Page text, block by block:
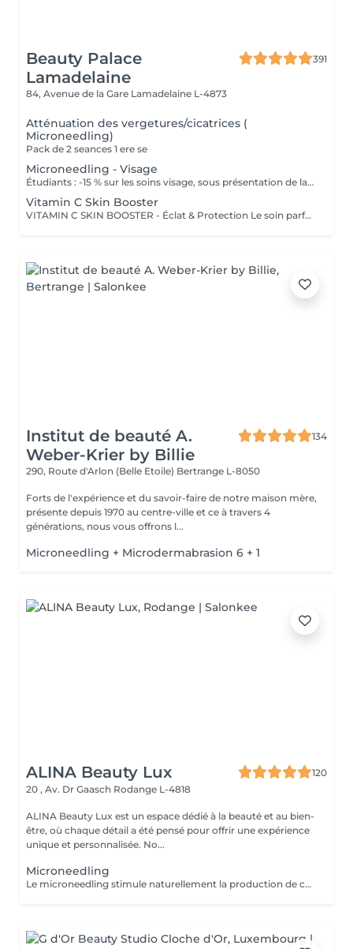
Beauty Palace
Lamadelaine
391
84, Avenue de la Gare Lamadelaine L-4873
Atténuation des vergetures/cicatrices (
Microneedling)
Pack de 2 seances 1 ere se
Microneedling - Visage
Étudiants : -15 % sur les soins visage, sous présentation de la carte d'étudiants VALABLE. Il permet de stimuler la regeneration cellulaire, relancer la production de collagene et d'elastine. Augmentation d'absorbsion du serum specifique choisit pour le traitement , hydratation profonde, lifting etc
Vitamin C Skin Booster
VITAMIN C SKIN BOOSTER - Éclat & Protection Le soin parfait pour une peau lumineuse, uniforme et revitalisée ! La Vitamine C stabilisée est l'un des actifs les plus puissants pour protéger la peau du stress oxydatif et du vieillissement prématuré. Ce soin unique stimule la production naturelle de collagène, offrant un effet repulpant et un teint éclatant de jeunesse. Comment ça fonctionne ? Après un nettoyage en profondeur, nous appliquons un sérum concentré de Vitamine C pure qui pénètre efficacement grâce à sa formulation avancée. Ce puissant antioxydant neutralise les radicaux libres, illumine la peau et prévient l'apparition des rides et taches pigmentaires. Idéal pour : Les peaux ternes, fatiguées ou stressées Un teint irrégulier ou des signes de fatigue Prévenir le vieillissement cutané et les premiers signes de l'âge Résultats : Une peau plus lumineuse et un teint homogène dès la première séance Une sensation de fraîcheur et de vitalité instantanée Une peau protégée et renforcée contre les agressions extérieures Recommandation : À faire en cure de 4 séances pour un effet prolongé ou en soin coup d'éclat avant un événement spécial.
Institut de beauté A.
Weber-Krier by Billie
134
290, Route d'Arlon (Belle Etoile) Bertrange L-8050
Forts de l'expérience et du savoir-faire de notre maison mère,
présente depuis 1970 au centre-ville et ce à travers 4
générations, nous vous offrons l...
Microneedling + Microdermabrasion 6 + 1
ALINA Beauty Lux
120
20 , Av. Dr Gaasch Rodange L-4818
ALINA Beauty Lux est un espace dédié à la beauté et au bien-
être, où chaque détail a été pensé pour offrir une expérience
unique et personnalisée. No...
Microneedling
Le microneedling stimule naturellement la production de collagène et d'élastine grâce à de micro-perforations contrôlées de la peau. Ce traitement améliore progressivement la qualité de la peau, sa fermeté et son éclat. Idéal pour : Rides et ridules Cicatrices d'acné Pores dilatés Grain de peau irrégulier Taches pigmentaires Relâchement cutané Vergetures Manque d'éclat Les actifs sont sélectionnés en fonction des besoins de votre peau. Une cure de 3 à 6 séances, espacées de 4 à 6 semaines, est généralement recommandée. À LIRE AVANT VOTRE SÉANCE Évitez toute exposition au soleil, aux UV et aux autobronzants pendant les 2 semaines avant et après le traitement. Informez-nous si vous prenez un traitement médical (Roaccutane®, anticoagulants ou autres traitements pouvant affecter la cicatrisation). Traitement contre-indiqué pendant la grossesse. Merci de nous informer en cas d'herpès actif, d'infection cutanée, de plaie, d'eczéma, de psoriasis ou de toute maladie de peau sur la zone à traiter. Ne pas utiliser de rétinol, d'acides exfoliants ou de peeling chimique 5 à 7 jours avant et après la séance. Venir avec une peau propre, sans maquillage. Appliquer une protection solaire SPF 50 après le traitement. En cas de doute, contactez-nous avant votre rendez-vous.